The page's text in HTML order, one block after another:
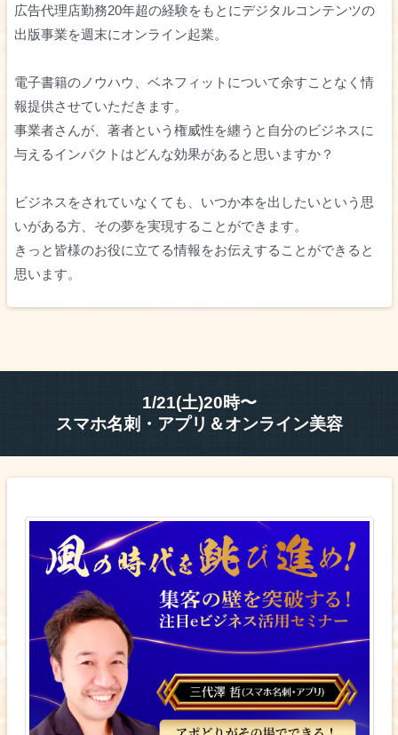
広告代理店勤務20年超の経験をもとにデジタルコンテンツの
出版事業を週末にオンライン起業。
電子書籍のノウハウ、ベネフィットについて余すことなく情
報提供させていただきます。
事業者さんが、著者という権威性を纏うと自分のビジネスに
与えるインパクトはどんな効果があると思いますか？
ビジネスをされていなくても、いつか本を出したいという思
いがある方、その夢を実現することができます。
きっと皆様のお役に立てる情報をお伝えすることができると
思います。
1/21(土)20時〜
スマホ名刺・アプリ＆オンライン美容